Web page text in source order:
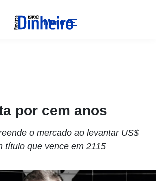
Menu
por cem anos
o mercado ao levantar US$
título que vence em 2115